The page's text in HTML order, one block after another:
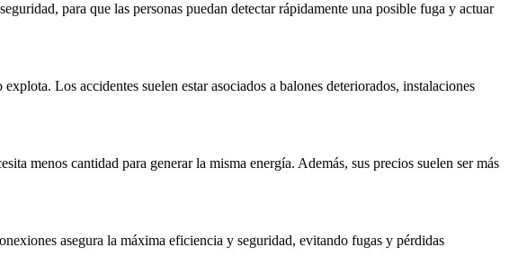
para que las personas puedan detectar rápidamente una posible fuga y actuar
Los accidentes suelen estar asociados a balones deteriorados, instalaciones
menos cantidad para generar la misma energía. Además, sus precios suelen ser más
asegura la máxima eficiencia y seguridad, evitando fugas y pérdidas